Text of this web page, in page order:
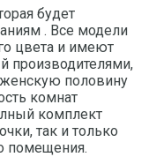
будет
. Все модели
цвета и имеют
производителями,
женскую половину
комнат
комплект
так и только
помещения.